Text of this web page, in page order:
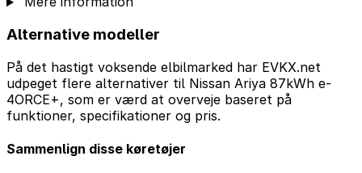
Alternative modeller
På det hastigt voksende elbilmarked har EVKX.net
udpeget flere alternativer til Nissan Ariya 87kWh e-
4ORCE+, som er værd at overveje baseret på
funktioner, specifikationer og pris.
Sammenlign disse køretøjer